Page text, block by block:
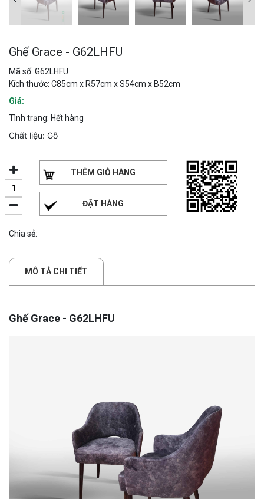
Ghế Grace - G62LHFU
Mã số: G62LHFU
Kích thước: C85cm x R57cm x S54cm x B52cm
Giá:
Tình trạng: Hết hàng
Chất liệu: Gỗ
THÊM GIỎ HÀNG
ĐẶT HÀNG
Chia sẻ:
MÔ TẢ CHI TIẾT
Ghế Grace - G62LHFU